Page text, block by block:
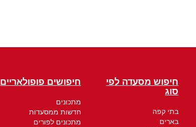
חיפוש מסעדה לפי
סוג
בתי קפה
בארים
חיפושים פופולאריים
מתכונים
חדשות ממסעדות
מתכונים לפורים